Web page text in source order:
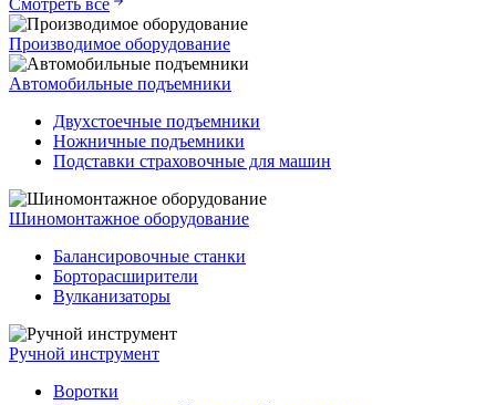
Смотреть всё
Производимое оборудование
Автомобильные подъемники
Двухстоечные подъемники
Ножничные подъемники
Подставки страховочные для машин
Шиномонтажное оборудование
Балансировочные станки
Борторасширители
Вулканизаторы
Ручной инструмент
Воротки